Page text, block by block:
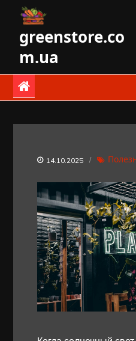
contentgreenstore.co
m.ua
14.10.2025